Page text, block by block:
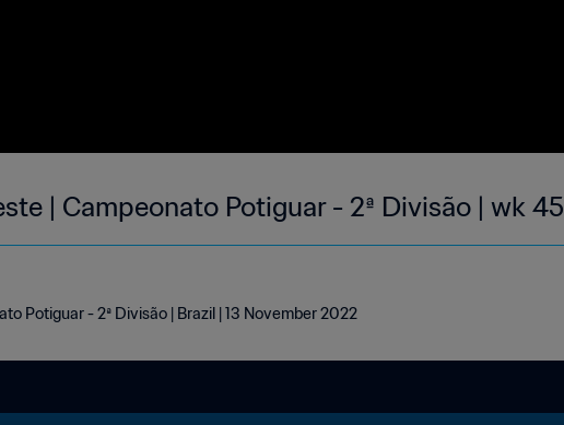
| Campeonato Potiguar - 2ª Divisão | wk 45
Potiguar - 2ª Divisão | Brazil | 13 November 2022